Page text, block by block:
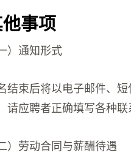
事项
）通知形式
结束后将以电子邮件、
请应聘者正确填写各种联
）劳动合同与薪酬待遇